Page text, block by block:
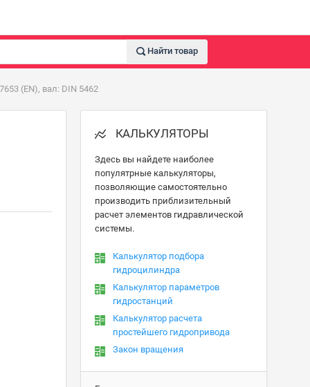
Найти товар
(EN), вал: DIN 5462
КАЛЬКУЛЯТОРЫ
Здесь вы найдете наиболее
популятрные калькуляторы,
позволяющие самостоятельно
производить приблизительный
расчет элементов гидравлической
системы.
Калькулятор подбора
гидроцилиндра
Калькулятор параметров
гидростанций
Калькулятор расчета
простейшего гидропривода
Закон вращения